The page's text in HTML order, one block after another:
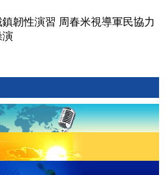
鎮韌性演習 周春米視導軍民協力